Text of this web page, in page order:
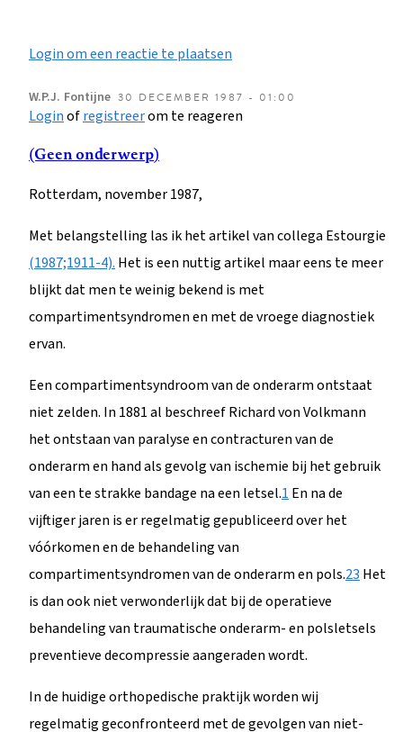
Login om een reactie te plaatsen
W.P.J. Fontijne 30 DECEMBER 1987 - 01:00
Loginofregistreerom te reageren
(Geen onderwerp)
Rotterdam, november 1987,
Met belangstelling las ik het artikel van collega Estourgie
(1987;1911-4). Het is een nuttig artikel maar eens te meer
blijkt dat men te weinig bekend is met
compartimentsyndromen en met de vroege diagnostiek
ervan.
Een compartimentsyndroom van de onderarm ontstaat
niet zelden. In 1881 al beschreef Richard von Volkmann
het ontstaan van paralyse en contracturen van de
onderarm en hand als gevolg van ischemie bij het gebruik
van een te strakke bandage na een letsel.1 En na de
vijftiger jaren is er regelmatig gepubliceerd over het
vóórkomen en de behandeling van
compartimentsyndromen van de onderarm en pols.23 Het
is dan ook niet verwonderlijk dat bij de operatieve
behandeling van traumatische onderarm- en polsletsels
preventieve decompressie aangeraden wordt.
In de huidige orthopedische praktijk worden wij
regelmatig geconfronteerd met de gevolgen van niet-